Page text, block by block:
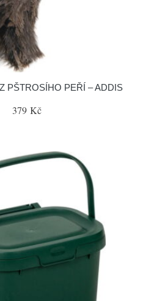
PŠTROSÍHO PEŘÍ – ADDIS
379 Kč